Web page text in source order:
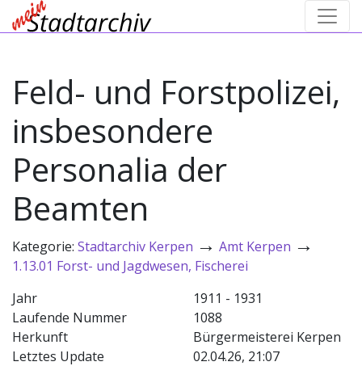
Feld- und Forstpolizei,
insbesondere
Personalia der
Beamten
Kategorie: Stadtarchiv Kerpen → Amt Kerpen →
1.13.01 Forst- und Jagdwesen, Fischerei
Jahr
1911 - 1931
Laufende Nummer
1088
Herkunft
Bürgermeisterei Kerpen
Letztes Update
02.04.26, 21:07